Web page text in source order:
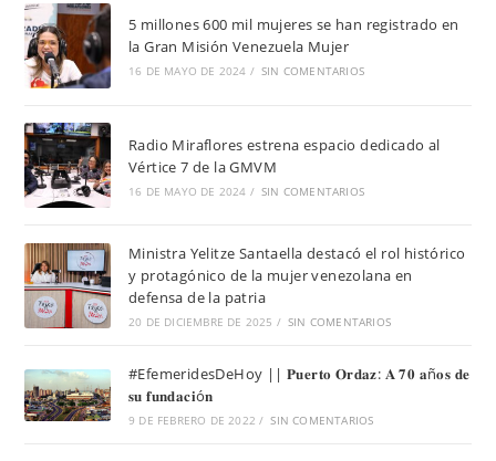
5 millones 600 mil mujeres se han registrado en
la Gran Misión Venezuela Mujer
16 DE MAYO DE 2024 / SIN COMENTARIOS
Radio Miraflores estrena espacio dedicado al
Vértice 7 de la GMVM
16 DE MAYO DE 2024 / SIN COMENTARIOS
Ministra Yelitze Santaella destacó el rol histórico
y protagónico de la mujer venezolana en
defensa de la patria
20 DE DICIEMBRE DE 2025 / SIN COMENTARIOS
#EfemeridesDeHoy || 𝐏𝐮𝐞𝐫𝐭𝐨 𝐎𝐫𝐝𝐚𝐳: 𝐀 𝟕𝟎 𝐚ñ𝐨𝐬 𝐝𝐞
𝐬𝐮 𝐟𝐮𝐧𝐝𝐚𝐜𝐢ó𝐧
9 DE FEBRERO DE 2022 / SIN COMENTARIOS